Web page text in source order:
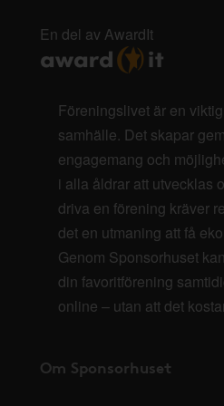
En del av AwardIt
Föreningslivet är en
samhälle. Det skapar
engagemang och
i alla åldrar att utvecklas
driva en förening kräver
det en utmaning att få
Genom Sponsorhuset
din favoritförening
online – utan att det
Om Sponsorhuset